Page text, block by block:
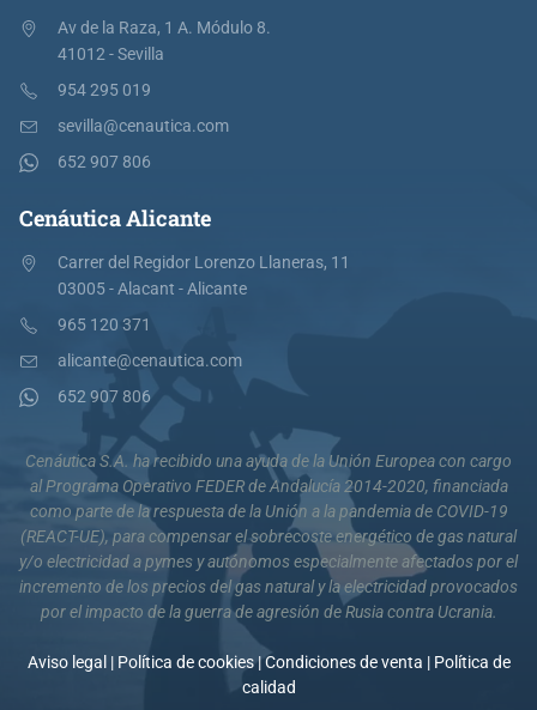
Av de la Raza, 1 A. Módulo 8.
41012 - Sevilla
954 295 019
sevilla@cenautica.com
652 907 806
Cenáutica Alicante
Carrer del Regidor Lorenzo Llaneras, 11
03005 - Alacant - Alicante
965 120 371
alicante@cenautica.com
652 907 806
Cenáutica S.A. ha recibido una ayuda de la Unión Europea con cargo
al Programa Operativo FEDER de Andalucía 2014-2020, financiada
como parte de la respuesta de la Unión a la pandemia de COVID-19
(REACT-UE), para compensar el sobrecoste energético de gas natural
y/o electricidad a pymes y autónomos especialmente afectados por el
incremento de los precios del gas natural y la electricidad provocados
por el impacto de la guerra de agresión de Rusia contra Ucrania.
Aviso legal| Política de cookies|Condiciones de venta | Política de
calidad